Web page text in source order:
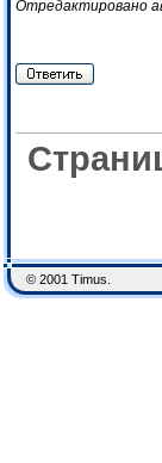
Отредактировано
© 2001 Timus.